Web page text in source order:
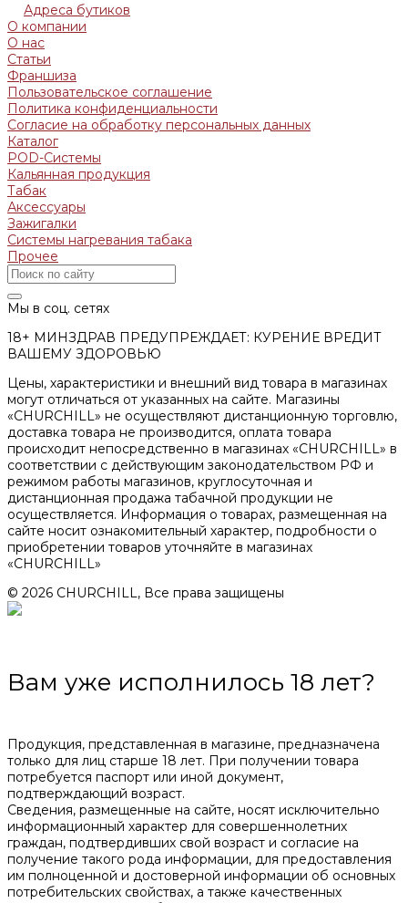
Адреса бутиков
О компании
О нас
Статьи
Франшиза
Пользовательское соглашение
Политика конфиденциальности
Согласие на обработку персональных данных
Каталог
POD-Системы
Кальянная продукция
Табак
Аксессуары
Зажигалки
Системы нагревания табака
Прочее
Мы в соц. сетях
18+ МИНЗДРАВ ПРЕДУПРЕЖДАЕТ: КУРЕНИЕ ВРЕДИТ
ВАШЕМУ ЗДОРОВЬЮ
Цены, характеристики и внешний вид товара в магазинах
могут отличаться от указанных на сайте. Магазины
«CHURCHILL» не осуществляют дистанционную торговлю,
доставка товара не производится, оплата товара
происходит непосредственно в магазинах «CHURCHILL» в
соответствии с действующим законодательством РФ и
режимом работы магазинов, круглосуточная и
дистанционная продажа табачной продукции не
осуществляется. Информация о товарах, размещенная на
сайте носит ознакомительный характер, подробности о
приобретении товаров уточняйте в магазинах
«CHURCHILL»
© 2026 CHURCHILL, Все права защищены
Вам уже исполнилось 18 лет?
Продукция, представленная в магазине, предназначена
только для лиц старше 18 лет. При получении товара
потребуется паспорт или иной документ,
подтверждающий возраст.
Сведения, размещенные на сайте, носят исключительно
информационный характер для совершеннолетних
граждан, подтвердивших свой возраст и согласие на
получение такого рода информации, для предоставления
им полноценной и достоверной информации об основных
потребительских свойствах, а также качественных